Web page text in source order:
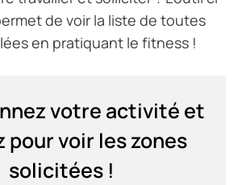
de voir la liste de toutes
en pratiquant le fitness !
votre activité et
pour voir les zones
solicitées !